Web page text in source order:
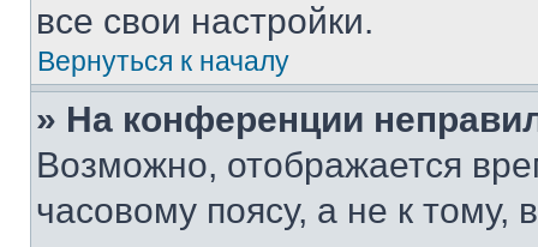
все свои настройки.
Вернуться к началу
» На конференции
Возможно, отображается
часовому поясу, а не к тому,